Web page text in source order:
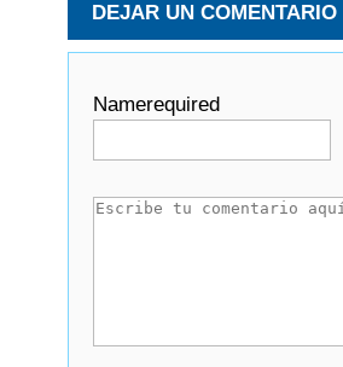
DEJAR UN COMENTARIO
Namerequired